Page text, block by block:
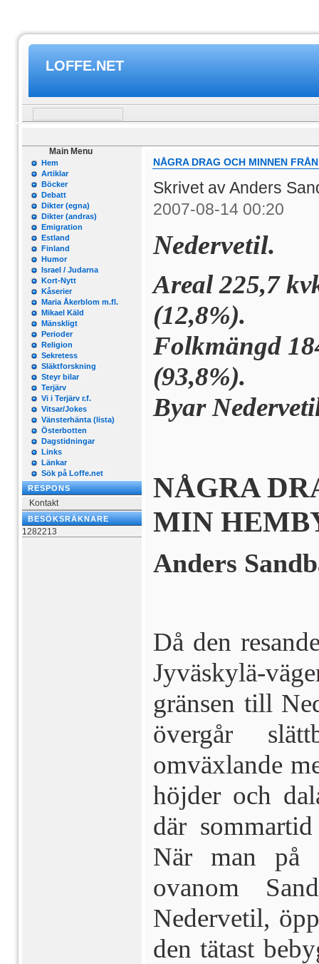
LOFFE.NET
Main Menu
Hem
Artiklar
Böcker
Debatt
Dikter (egna)
Dikter (andras)
Emigration
Estland
Finland
Humor
Israel / Judarna
Kort-Nytt
Kåserier
Maria Åkerblom m.fl.
Mikael Käld
Mänskligt
Perioder
Religion
Sekretess
Släktforskning
Steyr bilar
Terjärv
Vi i Terjärv r.f.
Vitsar/Jokes
Vänsterhänta (lista)
Österbotten
Dagstidningar
Links
Länkar
Sök på Loffe.net
RESPONS
Kontakt
BESÖKSRÄKNARE
1282213
NÅGRA DRAG OCH MINNEN
Skrivet av Anders
2007-08-14 00:20
Nedervetil.
Areal 225,7
(12,8%).
Folk­mängd
(93,8%).
Byar
NÅGRA
MIN
Anders
Då den
Jyväskylä-
gränsen till
övergår
omväxlande
höjder och
där
När man på
ovanom
Nedervetil,
den tätast